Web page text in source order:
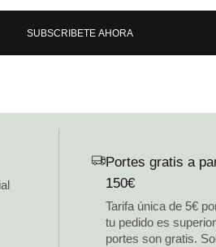
SUBSCRIBETE AHORA
Portes gratis a
150€
Tarifa única de 5€
tu pedido es
portes son gratis.